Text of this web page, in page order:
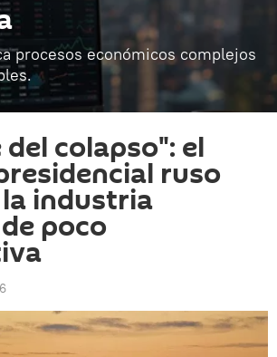
procesos económicos complejos
colapso": el
ruso
industria
poco